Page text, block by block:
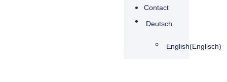
Contact
Deutsch
English(Englisch)